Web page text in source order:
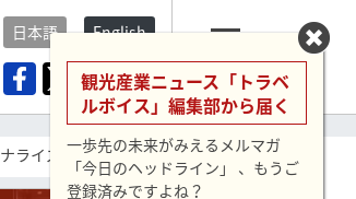
日本語 English
メニュー
ライズまで（PR）
観光産業ニュース「トラベ
ルボイス」編集部から届く
一歩先の未来がみえるメルマガ
「今日のヘッドライン」 、もうご
登録済みですよね？